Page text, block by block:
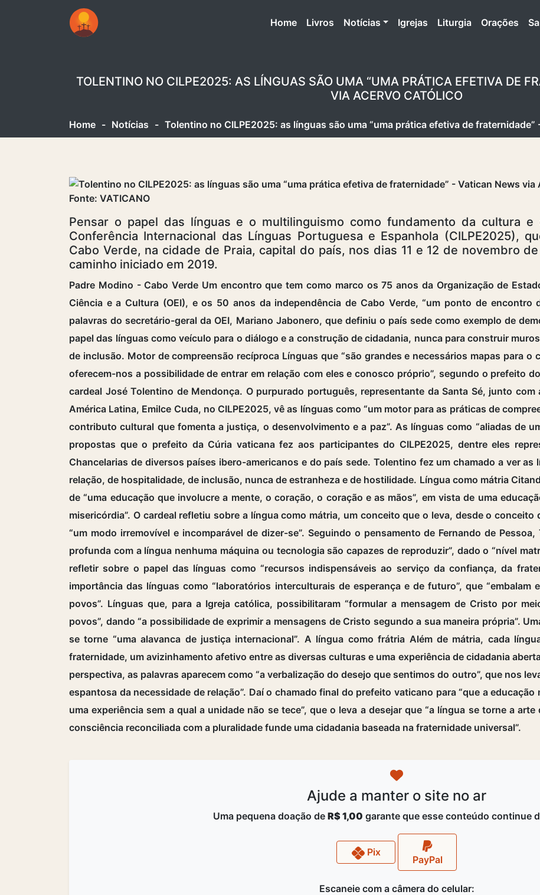
Home(atual)
Livros Notícias Igrejas Liturgia Orações
TOLENTINO NO CILPE2025: AS LÍNGUAS SÃO UMA “UMA PRÁTICA EFETIVA DE
VIA ACERVO CATÓLICO
Home - Notícias - Tolentino no CILPE2025: as línguas são uma “uma prática efetiva de
Fonte: VATICANO
Pensar o papel das línguas e o multilinguismo como fundamento da cultura
Conferência Internacional das Línguas Portuguesa e Espanhola (CILPE2025),
Cabo Verde, na cidade de Praia, capital do país, nos dias 11 e 12 de novembro
caminho iniciado em 2019.
Padre Modino - Cabo Verde Um encontro que tem como marco os 75 anos da Organização de
Ciência e a Cultura (OEI), e os 50 anos da independência de Cabo Verde, “um ponto de encontro
palavras do secretário-geral da OEI, Mariano Jabonero, que definiu o país sede como exemplo de
papel das línguas como veículo para o diálogo e a construção de cidadania, nunca para construir
de inclusão. Motor de compreensão recíproca Línguas que “são grandes e necessários mapas para
oferecem-nos a possibilidade de entrar em relação com eles e conosco próprio”, segundo o prefeito
cardeal José Tolentino de Mendonça. O purpurado português, representante da Santa Sé, junto
América Latina, Emilce Cuda, no CILPE2025, vê as línguas como “um motor para as práticas de
contributo cultural que fomenta a justiça, o desenvolvimento e a paz”. As línguas como “aliadas de
propostas que o prefeito da Cúria vaticana fez aos participantes do CILPE2025, dentre eles
Chancelarias de diversos países ibero-americanos e do país sede. Tolentino fez um chamado a ver
relação, de hospitalidade, de inclusão, nunca de estranheza e de hostilidade. Língua como mátria
de “uma educação que involucre a mente, o coração, o coração e as mãos”, em vista de uma
misericórdia”. O cardeal refletiu sobre a língua como mátria, um conceito que o leva, desde o
“um modo irremovível e incomparável de dizer-se”. Seguindo o pensamento de Fernando de
profunda com a língua nenhuma máquina ou tecnologia são capazes de reproduzir”, dado o “nível
refletir sobre o papel das línguas como “recursos indispensáveis ao serviço da confiança, da
importância das línguas como “laboratórios interculturais de esperança e de futuro”, que
povos”. Línguas que, para a Igreja católica, possibilitaram “formular a mensagem de Cristo por
povos”, dando “a possibilidade de exprimir a mensagens de Cristo segundo a sua maneira própria”.
se torne “uma alavanca de justiça internacional”. A língua como frátria Além de mátria, cada
fraternidade, um avizinhamento afetivo entre as diversas culturas e uma experiência de cidadania
perspectiva, as palavras aparecem como “a verbalização do desejo que sentimos do outro”, que nos
espantosa da necessidade de relação”. Daí o chamado final do prefeito vaticano para “que a
uma experiência sem a qual a unidade não se tece”, que o leva a desejar que “a língua se torne a
consciência reconciliada com a pluralidade funde uma cidadania baseada na fraternidade universal”.
Ajude a manter o site no ar
Uma pequena doação de R$ 1,00 garante que esse conteúdo continue
Pix
PayPal
Escaneie com a câmera do celular: